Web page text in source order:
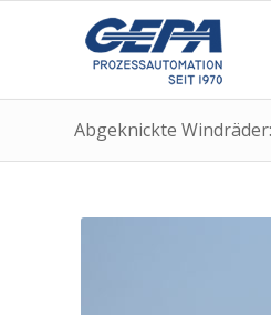
Abgeknickte